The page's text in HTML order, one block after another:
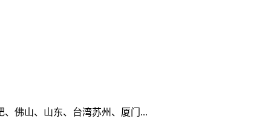
佛山、山东、台湾苏州、厦门...